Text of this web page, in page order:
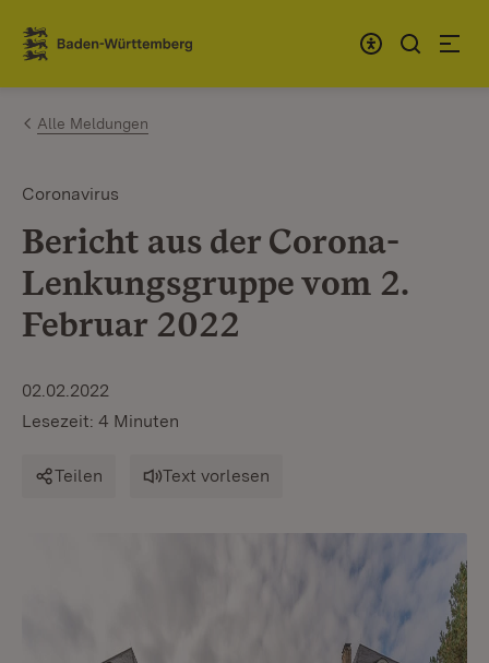
Zum Inhalt springen
Link zur Startseite
Alle Meldungen
Coronavirus
Bericht aus der Corona-
Lenkungsgruppe vom 2.
Februar 2022
02.02.2022
Lesezeit: 4 Minuten
Teilen Text vorlesen